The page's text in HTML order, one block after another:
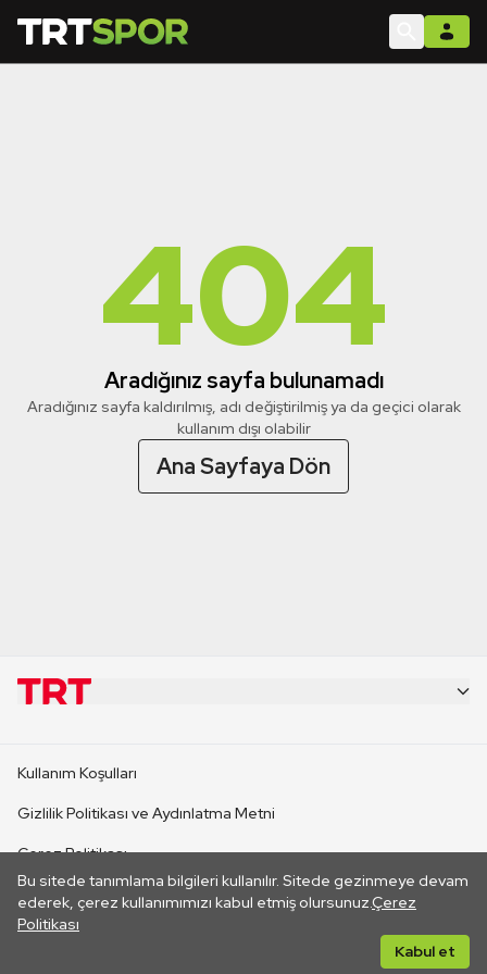
404
Aradığınız sayfa bulunamadı
Aradığınız sayfa kaldırılmış, adı değiştirilmiş ya da geçici olarak
kullanım dışı olabilir
Ana Sayfaya Dön
Bu sitede tanımlama bilgileri kullanılır. Sitede gezinmeye devam
ederek, çerez kullanımımızı kabul etmiş olursunuz.Çerez
Politikası
Kabul et
CANLI YAYINLAR
Kullanım Koşulları
Gizlilik Politikası ve Aydınlatma Metni
Çerez Politikası
İletişim
Her hakkı saklıdır. ©2026 TRT. Bağlantı yoluyla gidilen dış